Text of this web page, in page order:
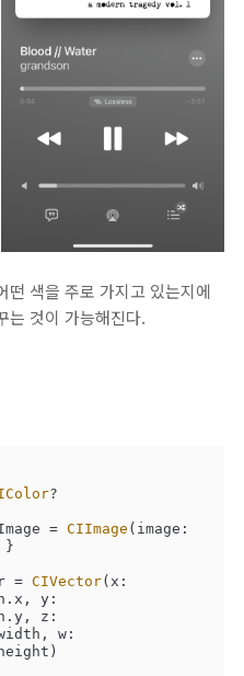
떤 색을 주로 가지고 있는지에
는 것이 가능해진다.
?
= CIImage
}
= CIVector(x:
y:
z:
w: